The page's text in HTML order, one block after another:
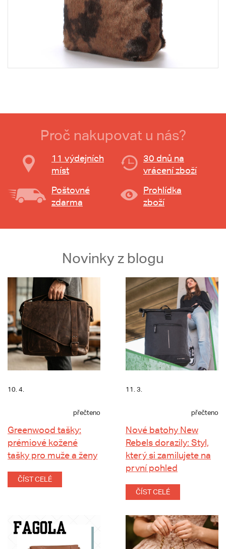
Proč nakupovat u nás?
11 výdejních
míst
30 dnů na
vrácení zboží
Poštovné
zdarma
Prohlídka
zboží
Novinky z blogu
10. 4.
přečteno
Greenwood tašky:
prémiové kožené
tašky pro muže a ženy
ČÍST CELÉ
11. 3.
přečteno
Nové batohy New
Rebels dorazily: Styl,
který si zamilujete na
první pohled
ČÍST CELÉ